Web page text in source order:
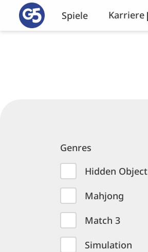
Spiele Karriere
Genres
Hidden Object
Mahjong
Match 3
Simulation